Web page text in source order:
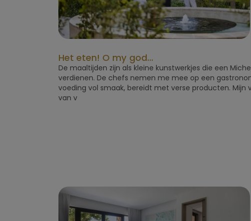
Het eten! O my god...
De maaltijden zijn als kleine kunstwerkjes die een
verdienen. De chefs nemen me mee op een
voeding vol smaak, bereidt met verse producten. Mijn
van v